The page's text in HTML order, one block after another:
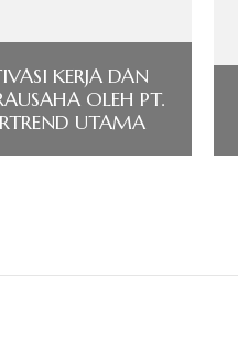
KERJA DAN
OLEH PT.
UTAMA